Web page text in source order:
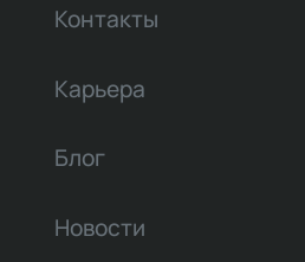
Контакты
Карьера
Блог
Новости